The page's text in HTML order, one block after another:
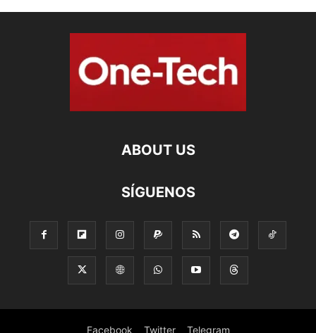
ABOUT US
SÍGUENOS
Facebook Twitter Telegram